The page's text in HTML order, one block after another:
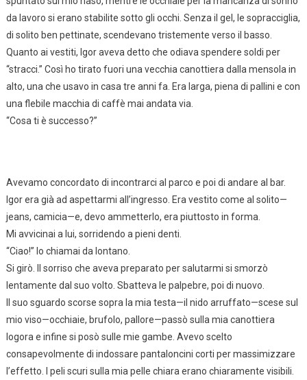
da lavoro si erano stabilite sotto gli occhi. Senza il gel, le sopracciglia,
di solito ben pettinate, scendevano tristemente verso il basso.
Quanto ai vestiti, Igor aveva detto che odiava spendere soldi per
“stracci.” Così ho tirato fuori una vecchia canottiera dalla mensola in
alto, una che usavo in casa tre anni fa. Era larga, piena di pallini e con
una flebile macchia di caffè mai andata via.
“Cosa ti è successo?”
Avevamo concordato di incontrarci al parco e poi di andare al bar.
Igor era già ad aspettarmi all’ingresso. Era vestito come al solito—
jeans, camicia—e, devo ammetterlo, era piuttosto in forma.
Mi avvicinai a lui, sorridendo a pieni denti.
“Ciao!” lo chiamai da lontano.
Si girò. Il sorriso che aveva preparato per salutarmi si smorzò
lentamente dal suo volto. Sbatteva le palpebre, poi di nuovo.
Il suo sguardo scorse sopra la mia testa—il nido arruffato—scese sul
mio viso—occhiaie, brufolo, pallore—passò sulla mia canottiera
logora e infine si posò sulle mie gambe. Avevo scelto
consapevolmente di indossare pantaloncini corti per massimizzare
l’effetto. I peli scuri sulla mia pelle chiara erano chiaramente visibili.